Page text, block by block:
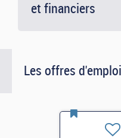
et financiers
Les offres